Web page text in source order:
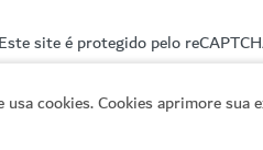
cookies. Cookies aprimore sua
Este site é protegido pelo